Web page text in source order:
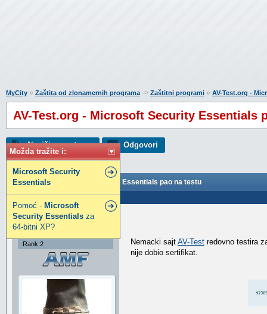
Možda tražite i:
Microsoft Security
Essentials
Pomoć - Microsoft
Security Essentials za
64-bitni XP?
MyCity » Zaštita od zlonamernih programa-> Zaštitni programi » AV-Test.org -
AV-Test.org - Microsoft Security Essentials
Napiši novu temu Odgovori
AV-Test.org - Microsoft Security Essentials pao na testu
TwinHeadedEagle
Rank 2
Nemacki sajt AV-Test redovno testira
nije dobio sertifikat.